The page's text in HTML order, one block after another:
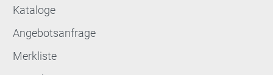
Kataloge
Angebotsanfrage
Merkliste